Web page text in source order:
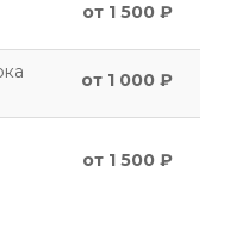
от 1 500 ₽
от 1 000 ₽
от 1 500 ₽